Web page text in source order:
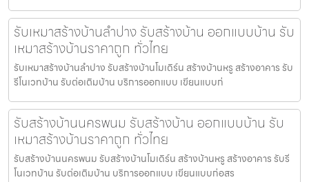
รับเหมาสร้างบ้านลำปาง รับสร้างบ้าน ออกแบบบ้าน รับ
เหมาสร้างบ้านราคาถูก ทั่วไทย
รับเหมาสร้างบ้านลำปาง รับสร้างบ้านโมเดิร์น สร้างบ้านหรู สร้างอาคาร รับ
รีโนเวทบ้าน รับต่อเติมบ้าน บริการออกแบบ เขียนแบบก่
รับสร้างบ้านนครพนม รับสร้างบ้าน ออกแบบบ้าน รับ
เหมาสร้างบ้านราคาถูก ทั่วไทย
รับสร้างบ้านนครพนม รับสร้างบ้านโมเดิร์น สร้างบ้านหรู สร้างอาคาร รับรี
โนเวทบ้าน รับต่อเติมบ้าน บริการออกแบบ เขียนแบบก่อสร